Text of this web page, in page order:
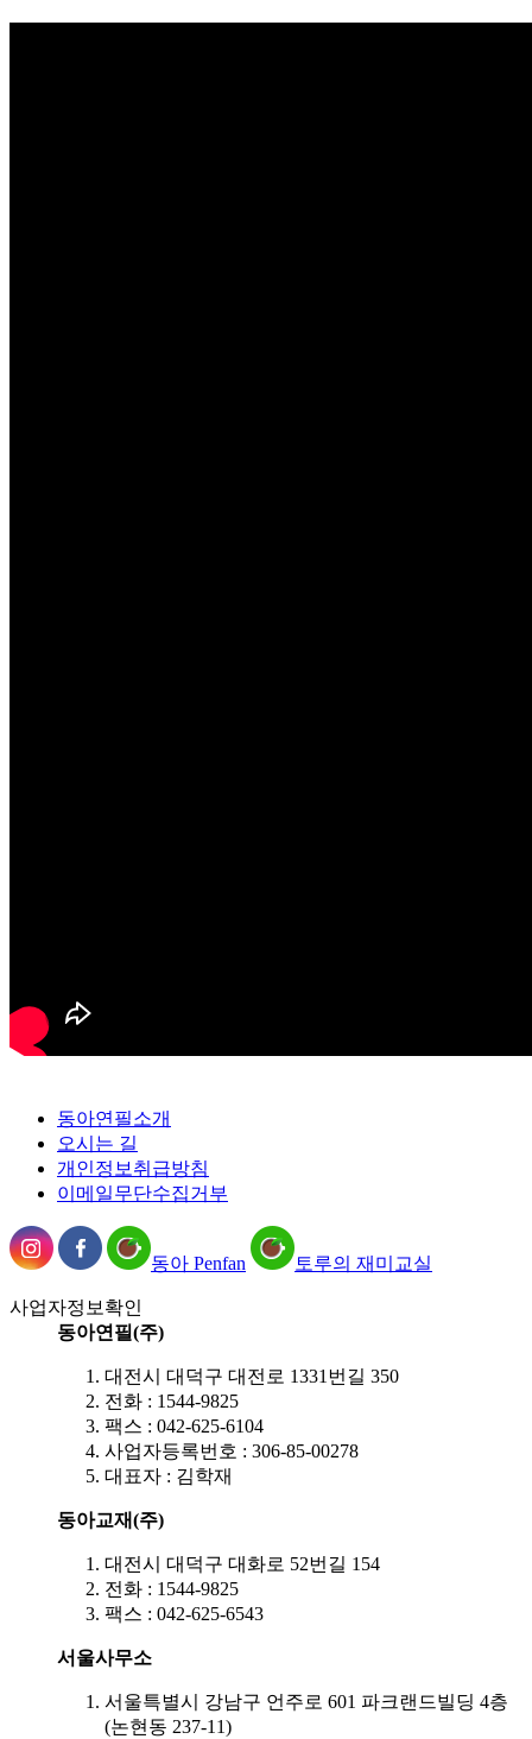
동아연필소개
오시는 길
개인정보취급방침
이메일무단수집거부
동아 Penfan 토루의 재미교실
사업자정보확인
동아연필(주)
대전시 대덕구 대전로 1331번길 350
전화 : 1544-9825
팩스 : 042-625-6104
사업자등록번호 : 306-85-00278
대표자 : 김학재
동아교재(주)
대전시 대덕구 대화로 52번길 154
전화 : 1544-9825
팩스 : 042-625-6543
서울사무소
서울특별시 강남구 언주로 601 파크랜드빌딩 4층
(논현동 237-11)